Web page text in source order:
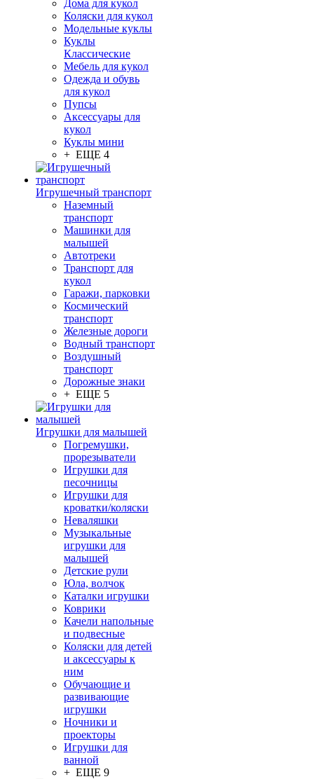
Дома для кукол
Коляски для кукол
Модельные куклы
Куклы
Классические
Мебель для кукол
Одежда и обувь
для кукол
Пупсы
Аксессуары для
кукол
Куклы мини
+ ЕЩЕ 4
Игрушечный транспорт
Наземный
транспорт
Машинки для
малышей
Автотреки
Транспорт для
кукол
Гаражи, парковки
Космический
транспорт
Железные дороги
Водный транспорт
Воздушный
транспорт
Дорожные знаки
+ ЕЩЕ 5
Игрушки для малышей
Погремушки,
прорезыватели
Игрушки для
песочницы
Игрушки для
кроватки/коляски
Неваляшки
Музыкальные
игрушки для
малышей
Детские рули
Юла, волчок
Каталки игрушки
Коврики
Качели напольные
и подвесные
Коляски для детей
и аксессуары к
ним
Обучающие и
развивающие
игрушки
Ночники и
проекторы
Игрушки для
ванной
+ ЕЩЕ 9